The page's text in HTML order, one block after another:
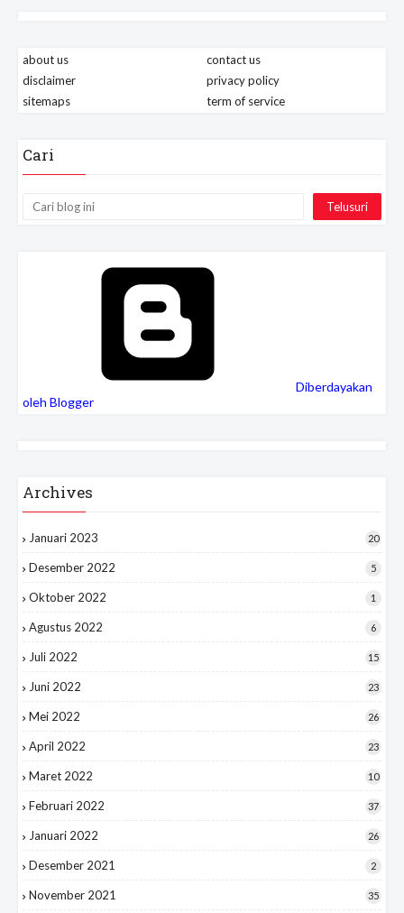
about us
contact us
disclaimer
privacy policy
sitemaps
term of service
Cari
Diberdayakan
oleh Blogger
Archives
Januari 2023 20
Desember 2022 5
Oktober 2022 1
Agustus 2022 6
Juli 2022 15
Juni 2022 23
Mei 2022 26
April 2022 23
Maret 2022 10
Februari 2022 37
Januari 2022 26
Desember 2021 2
November 2021 35